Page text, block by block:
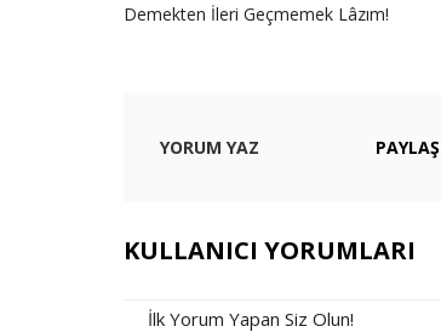
Demekten İleri Geçmemek Lâzım!
YORUM YAZ PAYLAŞ
KULLANICI YORUMLARI
İlk Yorum Yapan Siz Olun!